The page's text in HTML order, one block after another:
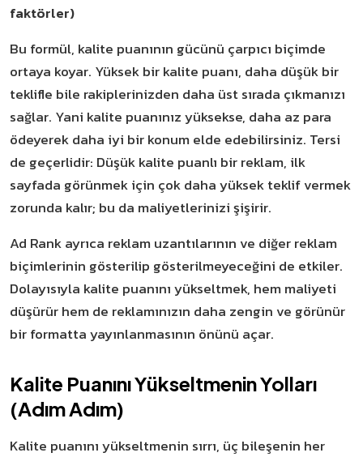
faktörler)
Bu formül, kalite puanının gücünü çarpıcı biçimde
ortaya koyar. Yüksek bir kalite puanı, daha düşük bir
teklifle bile rakiplerinizden daha üst sırada çıkmanızı
sağlar. Yani kalite puanınız yüksekse, daha az para
ödeyerek daha iyi bir konum elde edebilirsiniz. Tersi
de geçerlidir: Düşük kalite puanlı bir reklam, ilk
sayfada görünmek için çok daha yüksek teklif vermek
zorunda kalır; bu da maliyetlerinizi şişirir.
Ad Rank ayrıca reklam uzantılarının ve diğer reklam
biçimlerinin gösterilip gösterilmeyeceğini de etkiler.
Dolayısıyla kalite puanını yükseltmek, hem maliyeti
düşürür hem de reklamınızın daha zengin ve görünür
bir formatta yayınlanmasının önünü açar.
Kalite Puanını Yükseltmenin Yolları
(Adım Adım)
Kalite puanını yükseltmenin sırrı, üç bileşenin her